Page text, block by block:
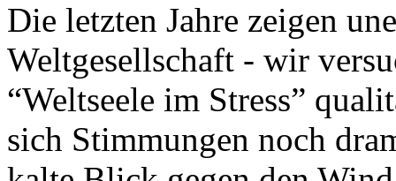
Die letzten Jahre zeigen
Weltgesellschaft - wir
“Weltseele im Stress”
sich Stimmungen noch